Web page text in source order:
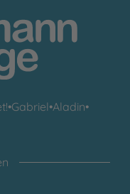
•Gabriel•Aladin•